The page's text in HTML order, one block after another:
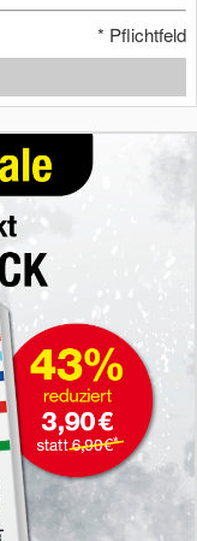
* Pflichtfeld